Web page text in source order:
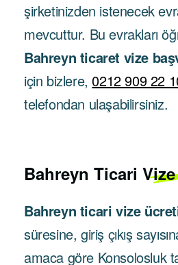
şirketinizden istenecek
mevcuttur. Bu evrakları
Bahreyn ticaret vize
için bizlere,0212 909 22
telefondan ulaşabilirsiniz.
Bahreyn Ticari
Bahreyn ticari vize
süresine, giriş çıkış
amaca göre Konsolosluk